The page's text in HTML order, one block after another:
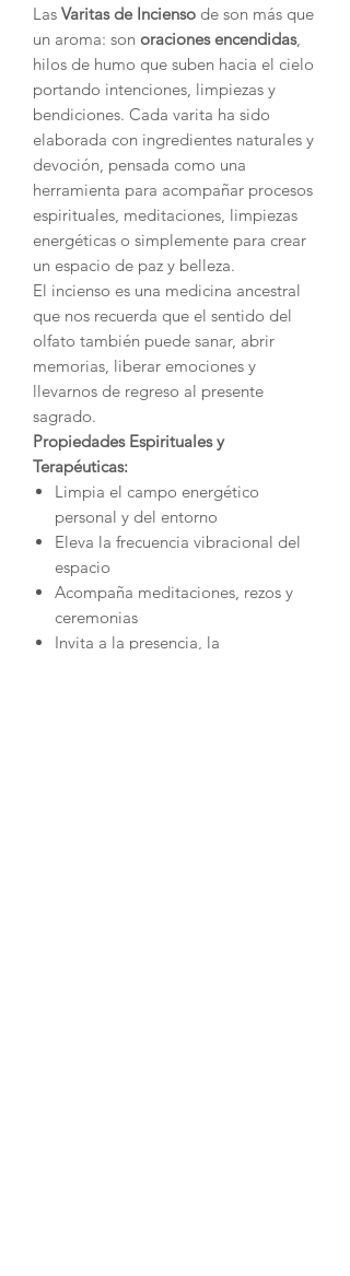
Las Varitas de Incienso de son más que
un aroma: son oraciones encendidas,
hilos de humo que suben hacia el cielo
portando intenciones, limpiezas y
bendiciones. Cada varita ha sido
elaborada con ingredientes naturales y
devoción, pensada como una
herramienta para acompañar procesos
espirituales, meditaciones, limpiezas
energéticas o simplemente para crear
un espacio de paz y belleza.
El incienso es una medicina ancestral
que nos recuerda que el sentido del
olfato también puede sanar, abrir
memorias, liberar emociones y
llevarnos de regreso al presente
sagrado.
Propiedades Espirituales y
Terapéuticas:
Limpia el campo energético
personal y del entorno
Eleva la frecuencia vibracional del
espacio
Acompaña meditaciones, rezos y
ceremonias
Invita a la presencia, la